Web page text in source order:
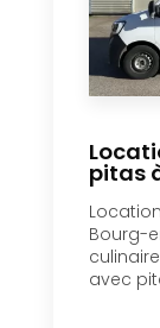
pitas
Bourg-
avec